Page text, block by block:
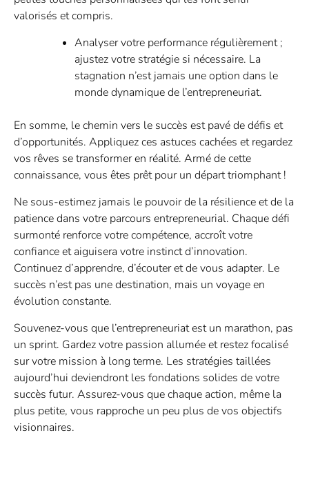
valorisés et compris.
Analyser votre performance régulièrement ;
ajustez votre stratégie si nécessaire. La
stagnation n’est jamais une option dans le
monde dynamique de l’entrepreneuriat.
En somme, le chemin vers le succès est pavé de défis et
d’opportunités. Appliquez ces astuces cachées et regardez
vos rêves se transformer en réalité. Armé de cette
connaissance, vous êtes prêt pour un départ triomphant !
Ne sous-estimez jamais le pouvoir de la résilience et de la
patience dans votre parcours entrepreneurial. Chaque défi
surmonté renforce votre compétence, accroît votre
confiance et aiguisera votre instinct d’innovation.
Continuez d’apprendre, d’écouter et de vous adapter. Le
succès n’est pas une destination, mais un voyage en
évolution constante.
Souvenez-vous que l’entrepreneuriat est un marathon, pas
un sprint. Gardez votre passion allumée et restez focalisé
sur votre mission à long terme. Les stratégies taillées
aujourd’hui deviendront les fondations solides de votre
succès futur. Assurez-vous que chaque action, même la
plus petite, vous rapproche un peu plus de vos objectifs
visionnaires.